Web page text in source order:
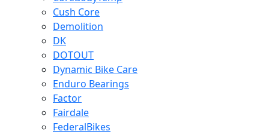
Cush Core
Demolition
DK
DOTOUT
Dynamic Bike Care
Enduro Bearings
Factor
Fairdale
FederalBikes